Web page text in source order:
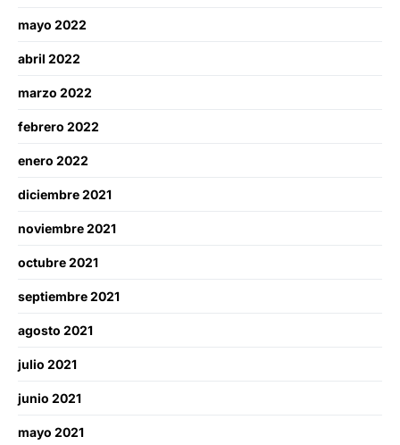
mayo 2022
abril 2022
marzo 2022
febrero 2022
enero 2022
diciembre 2021
noviembre 2021
octubre 2021
septiembre 2021
agosto 2021
julio 2021
junio 2021
mayo 2021